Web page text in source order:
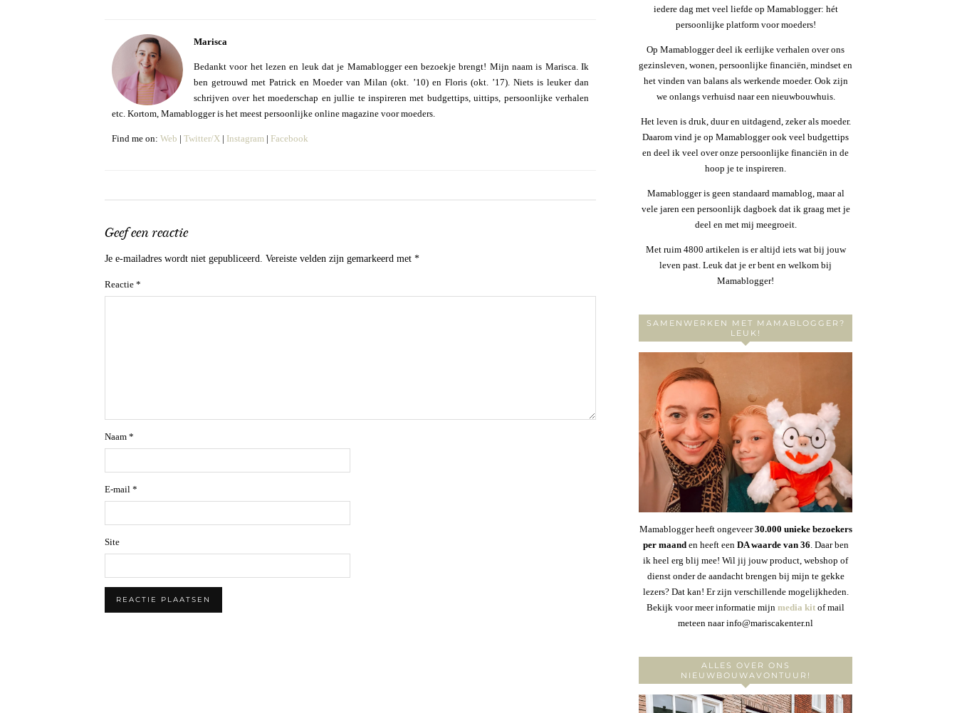
Marisca
Bedankt voor het lezen en leuk dat je Mamablogger een bezoekje brengt! Mijn naam is Marisca. Ik
ben getrouwd met Patrick en Moeder van Milan (okt. ’10) en Floris (okt. ’17). Niets is leuker dan
schrijven over het moederschap en jullie te inspireren met budgettips, uittips, persoonlijke verhalen
etc. Kortom, Mamablogger is het meest persoonlijke online magazine voor moeders.
Find me on: Web | Twitter/X | Instagram | Facebook
Geef een reactie
Je e-mailadres wordt niet gepubliceerd. Vereiste velden zijn gemarkeerd met *
Reactie *
Naam *
E-mail *
Site
iedere dag met veel liefde op Mamablogger: hét
persoonlijke platform voor moeders!
Op Mamablogger deel ik eerlijke verhalen over ons
gezinsleven, wonen, persoonlijke financiën, mindset en
het vinden van balans als werkende moeder. Ook zijn
we onlangs verhuisd naar een nieuwbouwhuis.
Het leven is druk, duur en uitdagend, zeker als moeder.
Daarom vind je op Mamablogger ook veel budgettips
en deel ik veel over onze persoonlijke financiën in de
hoop je te inspireren.
Mamablogger is geen standaard mamablog, maar al
vele jaren een persoonlijk dagboek dat ik graag met je
deel en met mij meegroeit.
Met ruim 4800 artikelen is er altijd iets wat bij jouw
leven past. Leuk dat je er bent en welkom bij
Mamablogger!
SAMENWERKEN MET MAMABLOGGER?
LEUK!
Mamablogger heeft ongeveer30.000 unieke bezoekers
per maanden heeft een DA waarde van 36. Daar ben
ik heel erg blij mee! Wil jij jouw product, webshop of
dienst onder de aandacht brengen bij mijn te gekke
lezers? Dat kan! Er zijn verschillende mogelijkheden.
Bekijk voor meer informatie mijn media kit of mail
meteen naar info@mariscakenter.nl
ALLES OVER ONS
NIEUWBOUWAVONTUUR!